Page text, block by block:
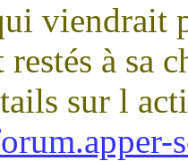
viendrait
restés à sa
sur l